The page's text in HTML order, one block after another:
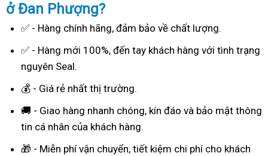
ở Đan Phượng?
✅ - Hàng chính hãng, đảm bảo về chất lượng.
✅ - Hàng mới 100%, đến tay khách hàng với tình trạng
nguyên Seal.
💰 - Giá rẻ nhất thị trường.
🚚 - Giao hàng nhanh chóng, kín đáo và bảo mật thông
tin cá nhân của khách hàng.
🎁 - Miễn phí vận chuyển, tiết kiệm chi phí cho khách